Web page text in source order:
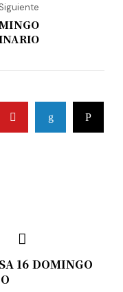
Siguiente
16 DOMINGO